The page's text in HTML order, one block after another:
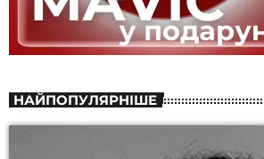
НАЙПОПУЛЯРНІШЕ